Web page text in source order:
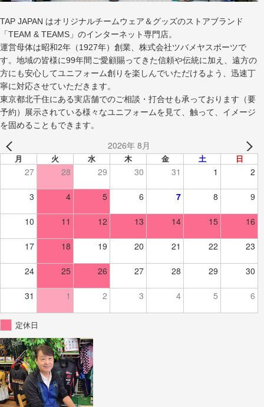
TAP JAPAN はオリジナルチームウェア＆グッズのストアブランド
「TEAM & TEAMS」のインターネット専門店。
運営母体は昭和2年（1927年）創業、株式会社ツバメヤスポーツで
す。地域の皆様に99年間ご愛顧賜ってきた信頼や伝統に加え、遠方の
方にも安心してユニフォーム創りを楽しんでいただけるよう、迅速丁
寧に対応させていただきます。
東京都北千住にある実店舗でのご相談・打合せも承っております（要
予約）展示されている様々なユニフォームを見て、触って、イメージ
を固めることもできます。
2026年 8月
月 火 水 木 金 土 日
27 28 29 30 31 1 2
3 4 5 6 7 8 9
10 11 12 13 14 15 16
17 18 19 20 21 22 23
24 25 26 27 28 29 30
31 1 2 3 4 5 6
定休日